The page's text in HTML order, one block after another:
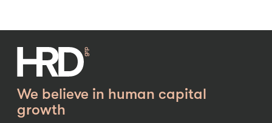
We believe in human capital
growth